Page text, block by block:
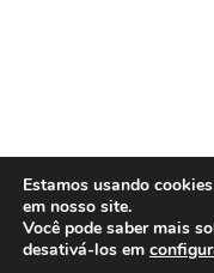
Estamos usando
em nosso site.
Você pode saber mais
desativá-los em